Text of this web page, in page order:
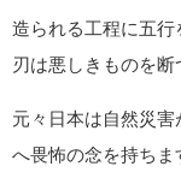
造られる工程に五行
刃は悪しきものを断
元々日本は自然災
へ畏怖の念を持ちま